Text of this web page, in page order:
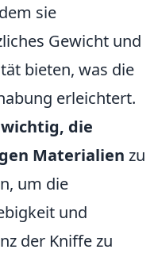
sie
Gewicht und
bieten, was die
erleichtert.
wichtig, die
Materialien zu
um die
und
der Kniffe zu